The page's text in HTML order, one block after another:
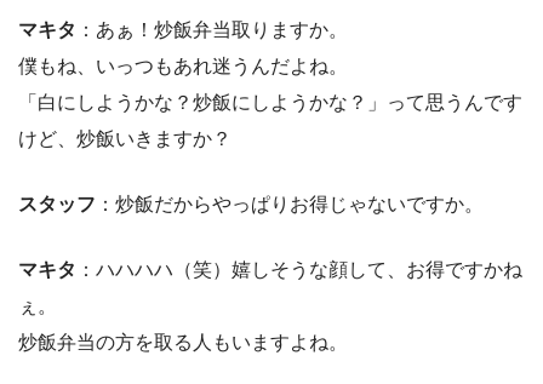
マキタ ：あぁ！炒飯弁当取りますか。
僕もね、いっつもあれ迷うんだよね。
「白にしようかな？炒飯にしようかな？」って思うんです
けど、炒飯いきますか？
スタッフ ：炒飯だからやっぱりお得じゃないですか。
マキタ ：ハハハハ（笑）嬉しそうな顔して、お得ですかね
ぇ。
炒飯弁当の方を取る人もいますよね。